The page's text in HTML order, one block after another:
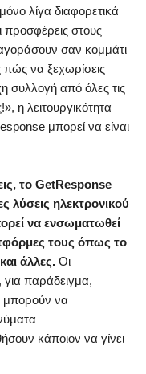
λίγα διαφορετικά
προσφέρεις στους
σαν κομμάτι
να ξεχωρίσεις
συλλογή από όλες τις
η λειτουργικότητα
μπορεί να είναι
το GetResponse
λύσεις ηλεκτρονικού
να ενσωματωθεί
τους όπως το
άλλες. Oι
παράδειγμα,
μπορούν να
κάποιον να γίνει